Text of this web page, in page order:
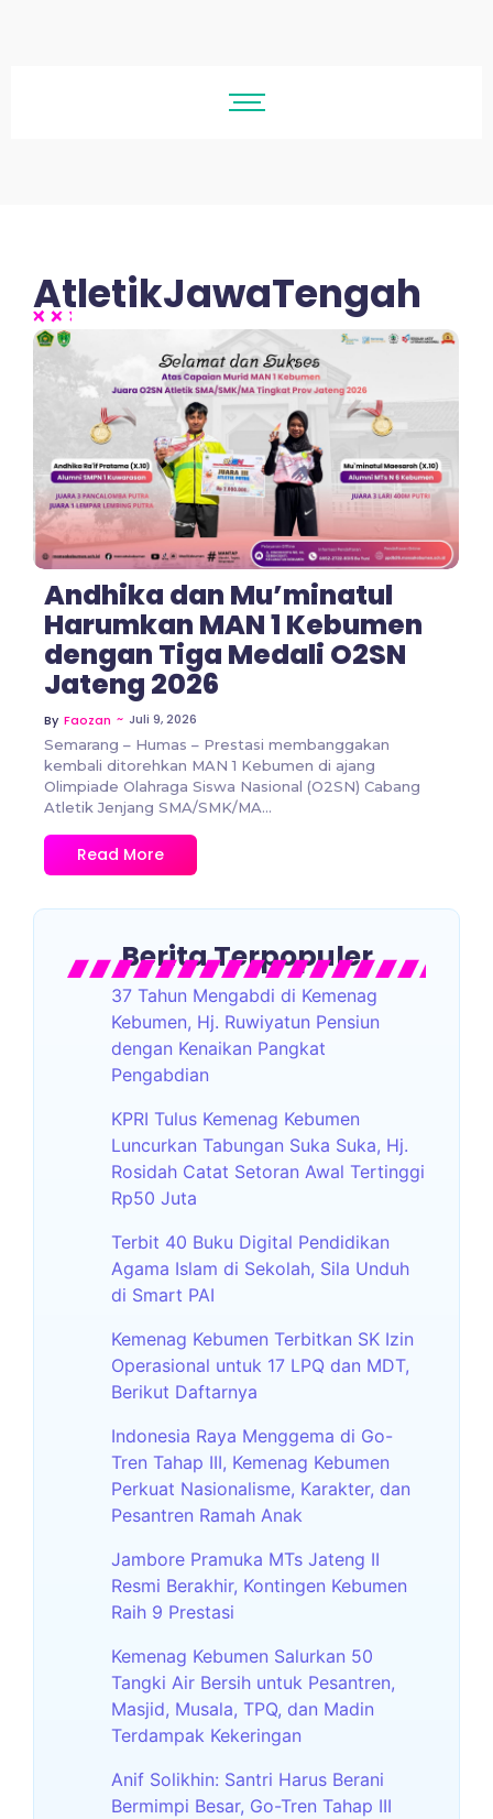
AtletikJawaTengah
No Comments
Andhika dan Mu’minatul
Harumkan MAN 1 Kebumen
dengan Tiga Medali O2SN
Jateng 2026
By Faozan ~ Juli 9, 2026
Semarang – Humas – Prestasi membanggakan
kembali ditorehkan MAN 1 Kebumen di ajang
Olimpiade Olahraga Siswa Nasional (O2SN) Cabang
Atletik Jenjang SMA/SMK/MA...
Read More
Berita Terpopuler
37 Tahun Mengabdi di Kemenag
Kebumen, Hj. Ruwiyatun Pensiun
dengan Kenaikan Pangkat
Pengabdian
KPRI Tulus Kemenag Kebumen
Luncurkan Tabungan Suka Suka, Hj.
Rosidah Catat Setoran Awal Tertinggi
Rp50 Juta
Terbit 40 Buku Digital Pendidikan
Agama Islam di Sekolah, Sila Unduh
di Smart PAI
Kemenag Kebumen Terbitkan SK Izin
Operasional untuk 17 LPQ dan MDT,
Berikut Daftarnya
Indonesia Raya Menggema di Go-
Tren Tahap III, Kemenag Kebumen
Perkuat Nasionalisme, Karakter, dan
Pesantren Ramah Anak
Jambore Pramuka MTs Jateng II
Resmi Berakhir, Kontingen Kebumen
Raih 9 Prestasi
Kemenag Kebumen Salurkan 50
Tangki Air Bersih untuk Pesantren,
Masjid, Musala, TPQ, dan Madin
Terdampak Kekeringan
Anif Solikhin: Santri Harus Berani
Bermimpi Besar, Go-Tren Tahap III